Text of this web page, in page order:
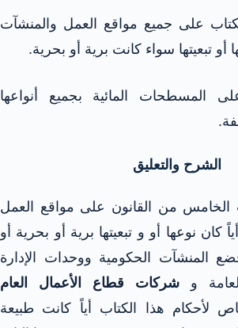
على جميع مواقع العمل والمنشآت
أو تبعيتها سواء كانت برية أو بحرية.
المسطحات المائية بجميع أنواعها
الشرح والتعليق
الخامس من القانون على مواقع العمل
كان نوعها أو و تبعيتها برية أو بحرية أو
المنشآت الحكومية ووحدات الإدارة
و شركات قطاع الأعمال العام
لأحكام هذا الكتاب أياً كانت طبيعة